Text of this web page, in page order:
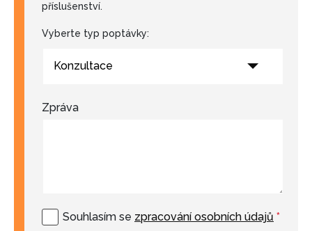
příslušenství.
Vyberte typ poptávky:
Konzultace
Zpráva
Souhlasím se zpracování osobních údajů *